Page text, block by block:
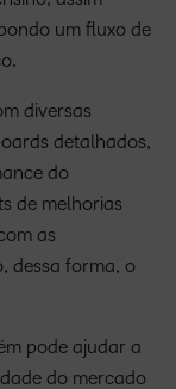
um fluxo de
diversas
detalhados,
do
de melhorias
as
dessa forma, o
pode ajudar a
do mercado